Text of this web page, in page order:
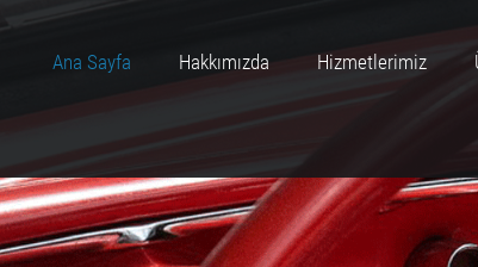
Ana Sayfa Hakkımızda Hizmetlerimiz